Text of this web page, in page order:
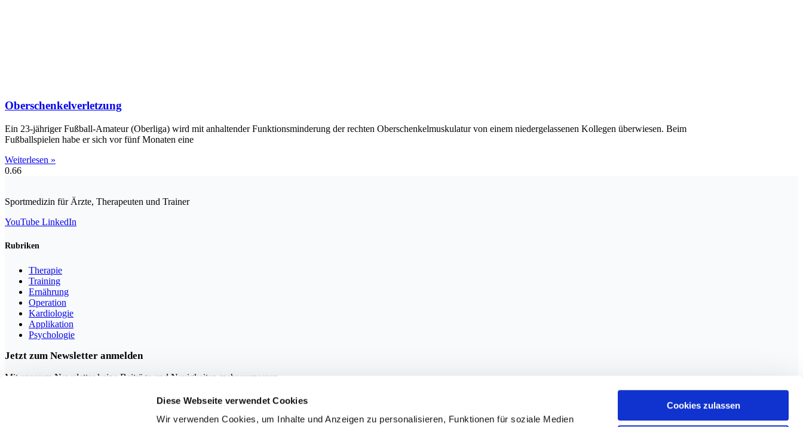
Diese Webseite verwendet Cookies
Wir verwenden Cookies, um Inhalte und Anzeigen zu personalisieren, Funktionen für soziale Medien
Cookies zulassen
Oberschenkelverletzung
Ein 23-jähriger Fußball-Amateur (Oberliga) wird mit anhaltender Funktionsminderung der rechten Oberschenkelmuskulatur von einem niedergelassenen Kollegen überwiesen. Beim
Fußballspielen habe er sich vor fünf Monaten eine
Weiterlesen »
Sportmedizin für Ärzte, Therapeuten und Trainer
YouTube LinkedIn
Rubriken
Therapie
Training
Ernährung
Operation
Kardiologie
Applikation
Psychologie
Jetzt zum Newsletter anmelden
Mit unserem Newsletter keine Beiträge und Neuigkeiten mehr verpassen.